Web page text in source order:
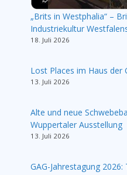
„Brits in Westphalia“ –
Industriekultur
18. Juli 2026
Lost Places im Haus der
13. Juli 2026
Alte und neue
Wuppertaler Ausstellung
13. Juli 2026
GAG-Jahrestagung